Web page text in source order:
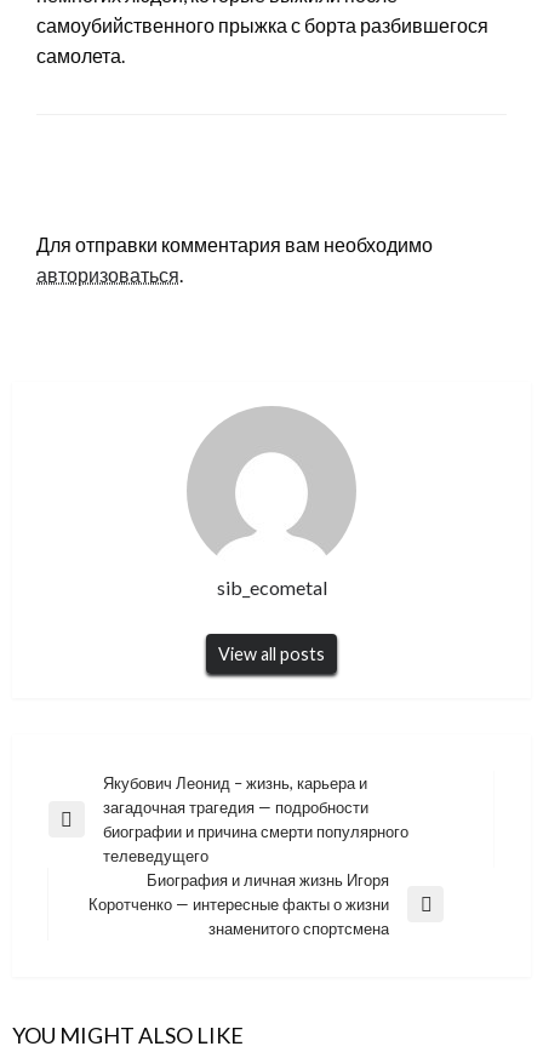
самоубийственного прыжка с борта разбившегося
самолета.
Для отправки комментария вам необходимо
авторизоваться.
sib_ecometal
View all posts
Навигация
по
записям
Previous
Якубович Леонид – жизнь, карьера и
загадочная трагедия — подробности
биографии и причина смерти популярного
телеведущего
Next
Биография и личная жизнь Игоря
Коротченко — интересные факты о жизни
знаменитого спортсмена
YOU MIGHT ALSO LIKE